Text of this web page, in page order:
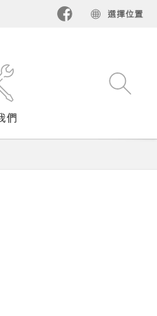
選擇位置​
們